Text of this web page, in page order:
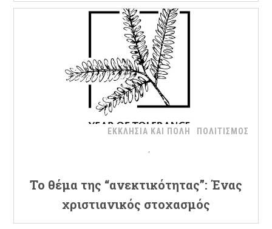
ΕΚΚΛΗΣΙΑ ΚΑΙ ΠΟΛΗ ΠΟΛΙΤΙΣΜΟΣ
Το θέμα της “ανεκτικότητας”: Ένας
χριστιανικός στοχασμός